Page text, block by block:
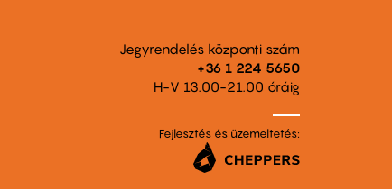
Jegyrendelés központi szám
+36 1 224 5650
H-V 13.00-21.00 óráig
Fejlesztés és üzemeltetés: